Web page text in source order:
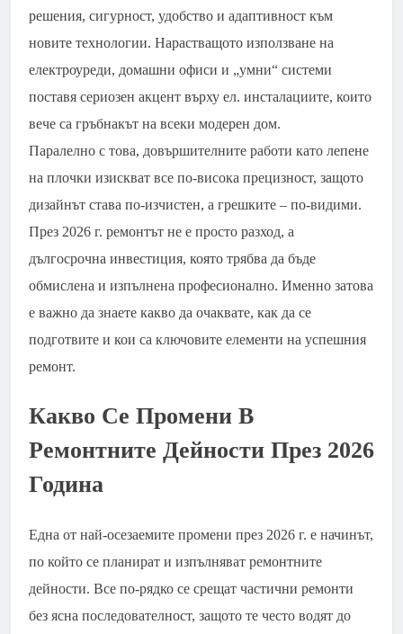
решения, сигурност, удобство и адаптивност към
новите технологии. Нарастващото използване на
електроуреди, домашни офиси и „умни“ системи
поставя сериозен акцент върху ел. инсталациите, които
вече са гръбнакът на всеки модерен дом.
Паралелно с това, довършителните работи като лепене
на плочки изискват все по-висока прецизност, защото
дизайнът става по-изчистен, а грешките – по-видими.
През 2026 г. ремонтът не е просто разход, а
дългосрочна инвестиция, която трябва да бъде
обмислена и изпълнена професионално. Именно затова
е важно да знаете какво да очаквате, как да се
подготвите и кои са ключовите елементи на успешния
ремонт.
Какво Се Промени В
Ремонтните Дейности През 2026
Година
Една от най-осезаемите промени през 2026 г. е начинът,
по който се планират и изпълняват ремонтните
дейности. Все по-рядко се срещат частични ремонти
без ясна последователност, защото те често водят до